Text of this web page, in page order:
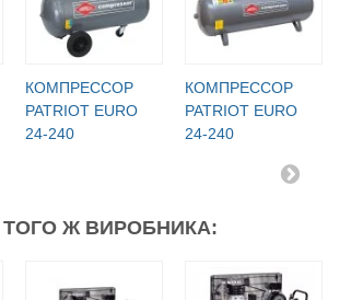
КОМПРЕССОР
PATRIOT EURO
24-240
КОМПРЕССОР
PATRIOT EURO
24-240
ТОГО Ж ВИРОБНИКА: